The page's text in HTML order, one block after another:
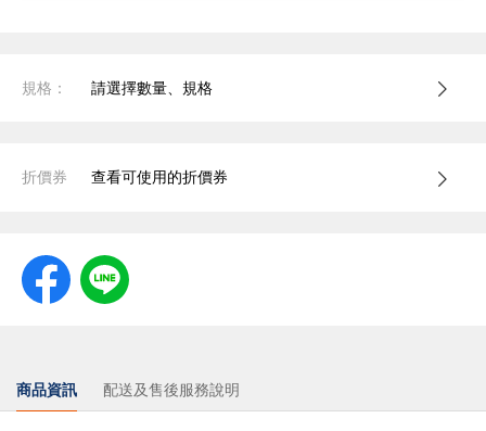
規格： 請選擇數量、規格
折價券 查看可使用的折價券
商品資訊 配送及售後服務說明